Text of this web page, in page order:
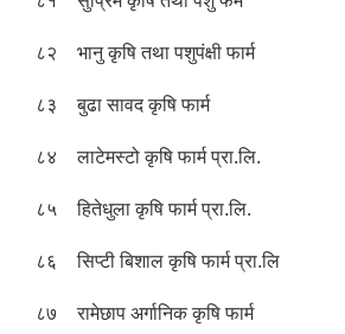
८२ भानु कृषि तथा पशुपंक्षी फार्म
८३ बुढा सावद कृषि फार्म
८४ लाटेमस्टो कृषि फार्म प्रा.लि.
८५ हितेधुला कृषि फार्म प्रा.लि.
८६ सिप्टी बिशाल कृषि फार्म प्रा.लि
८७ रामेछाप अर्गानिक कृषि फार्म